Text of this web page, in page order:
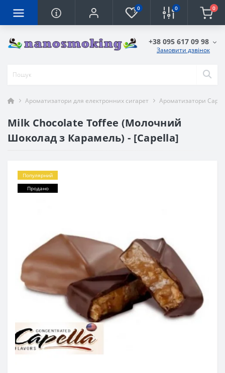
0 0 0
+38 095 617 09 98
Замовити дзвінок
Ароматизатори для електронних сигарет Ароматизатори
Milk Chocolate Toffee (Молочний
Шоколад з Карамель) - [Capella]
Популярний
Продано